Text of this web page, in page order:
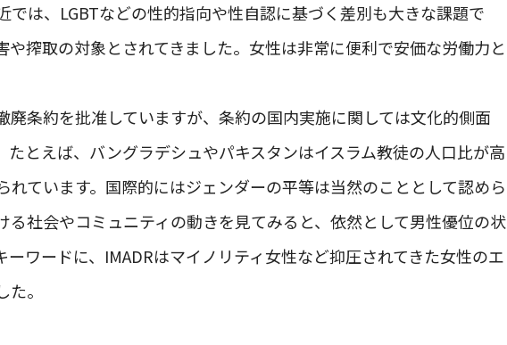
では、LGBTなどの性的指向や性自認に基づく差別も大きな課題で
や搾取の対象とされてきました。女性は非常に便利で安価な労働力と
廃条約を批准していますが、条約の国内実施に関しては文化的側面
たとえば、バングラデシュやパキスタンはイスラム教徒の人口比が高
れています。国際的にはジェンダーの平等は当然のこととして認めら
る社会やコミュニティの動きを見てみると、依然として男性優位の状
ワードに、IMADRはマイノリティ女性など抑圧されてきた女性のエ
。